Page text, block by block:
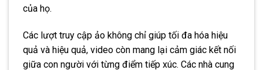
của họ.
Các lượt truy cập ảo không chỉ giúp tối đa hóa hiệu
quả và hiệu quả, video còn mang lại cảm giác kết nối
giữa con người với từng điểm tiếp xúc. Các nhà cung